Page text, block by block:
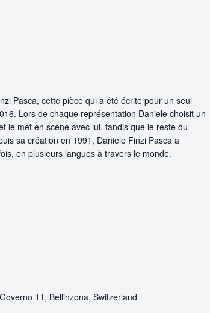
Pasca, cette pièce qui a été écrite pour un seul
Lors de chaque représentation Daniele choisit un
le met en scène avec lui, tandis que le reste du
sa création en 1991, Daniele Finzi Pasca a
en plusieurs langues à travers le monde.
11, Bellinzona, Switzerland